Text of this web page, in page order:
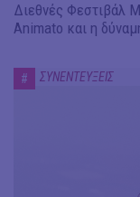
Διεθνές Φεστιβάλ
Animato και η
# ΣΥΝΕΝΤΕΥΞΕΙΣ